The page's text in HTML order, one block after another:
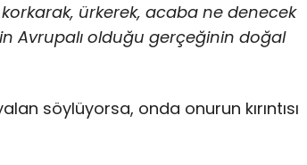
ürkerek, acaba ne denecek
Avrupalı olduğu gerçeğinin doğal
söylüyorsa, onda onurun kırıntısı